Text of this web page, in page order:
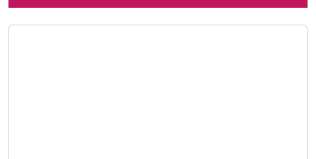
إيران
فيدان: مصر قد تنضم لاتفاقية مكة للدفاع